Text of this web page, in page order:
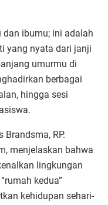
dan ibumu; ini adalah
yang nyata dari janji
umurmu di
berbagai
hingga sesi
Brandsma, RP.
menjelaskan bahwa
lingkungan
kedua”
kehidupan sehari-